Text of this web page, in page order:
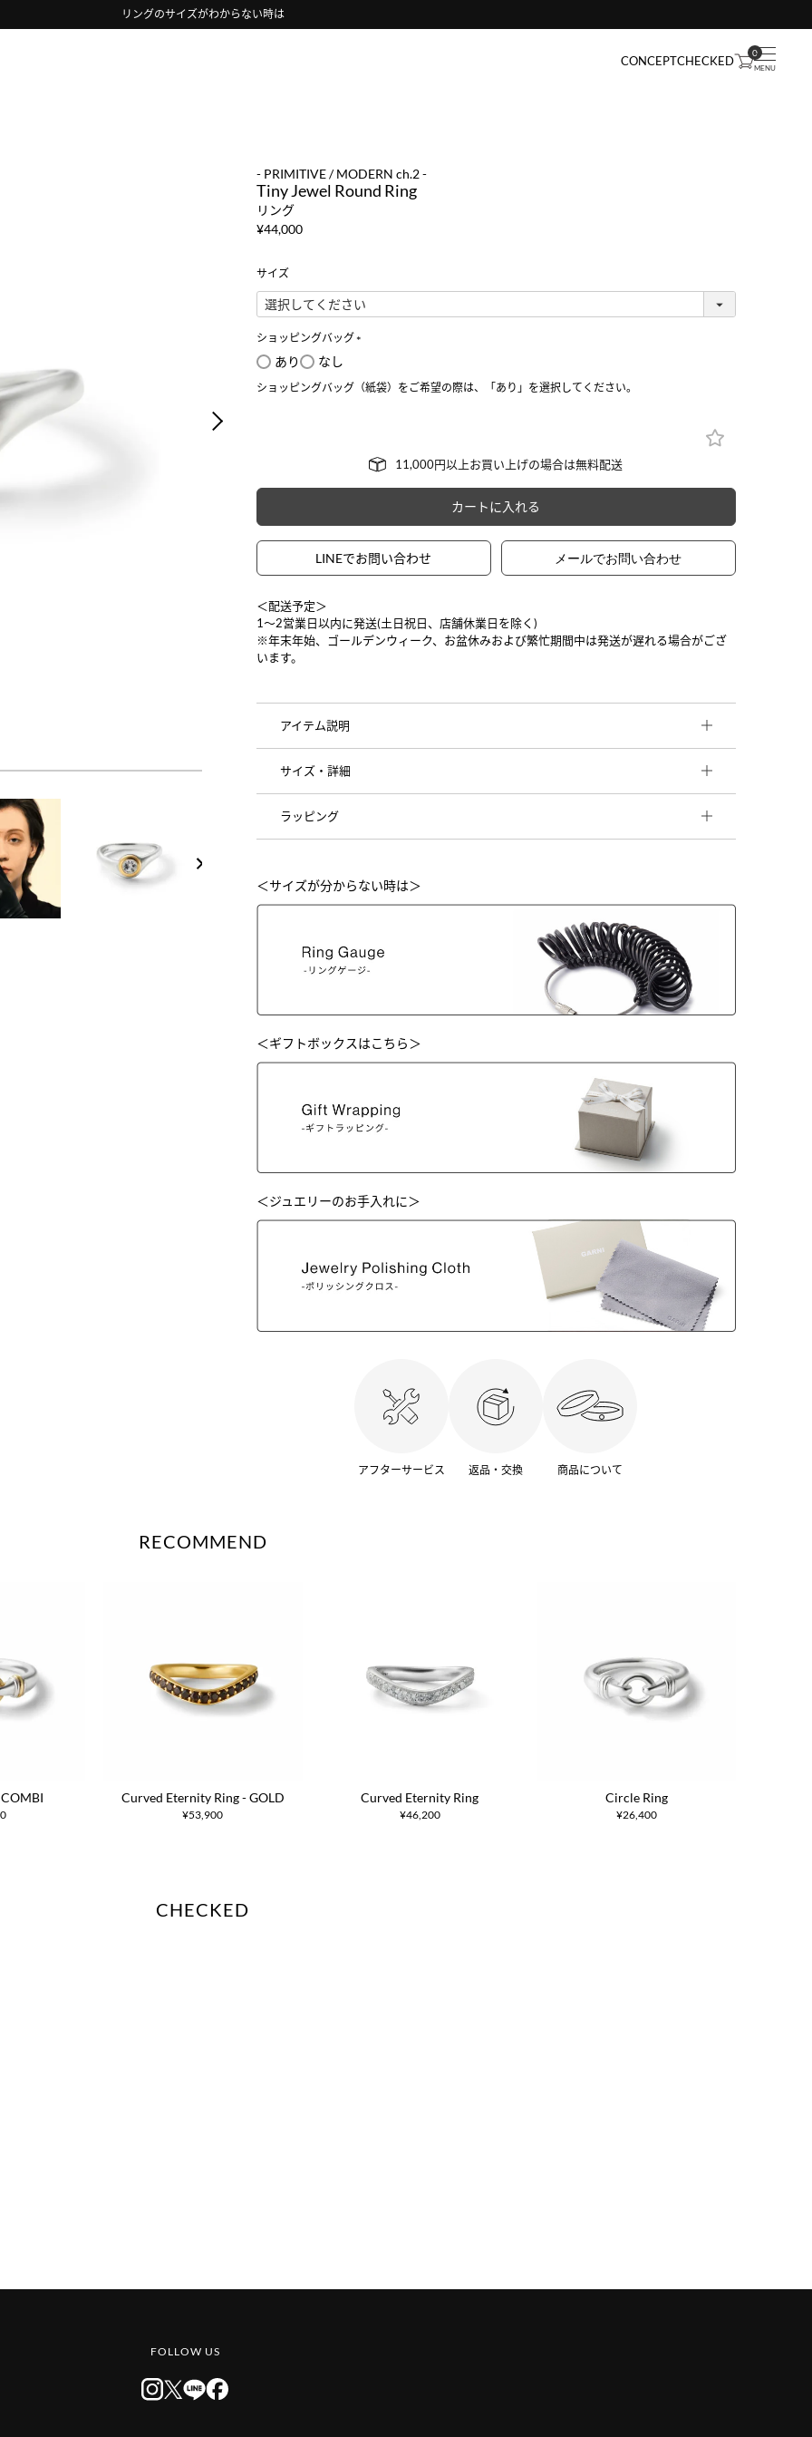
リングのサイズがわからない時は
CONCEPTCHECKED
0
NEXT
- PRIMITIVE / MODERN ch.2 -
Tiny Jewel Round Ring
リング
¥44,000
サイズ
ショッピングバッグ
須
あり なし
ショッピングバッグ（紙袋）をご希望の際は、「あり」を選択してください。
カートに入れる
LINEでお問い合わせ
＜配送予定＞
1〜2営業日以内に発送(土日祝日、店舗休業日を除く)
※年末年始、ゴールデンウィーク、お盆休みおよび繁忙期間中は発送が遅れる場合がござ
います。
アイテム説明
サイズ・詳細
ラッピング
＜サイズが分からない時は＞
＜ギフトボックスはこちら＞
＜ジュエリーのお手入れに＞
アフターサービス 返品・交換 商品について
RECOMMEND
Curved Eternity Ring - GOLD
¥53,900
Curved Eternity Ring
¥46,200
Circle Ring
¥26,400
CHECKED
FOLLOW US